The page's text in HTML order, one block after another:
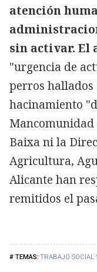
TRABAJO SOCIAL
atención
sin activar. El
"urgencia de
perros hallados
hacinamiento
Mancomunidad
Baixa ni la
Agricultura,
Alicante han
remitidos el